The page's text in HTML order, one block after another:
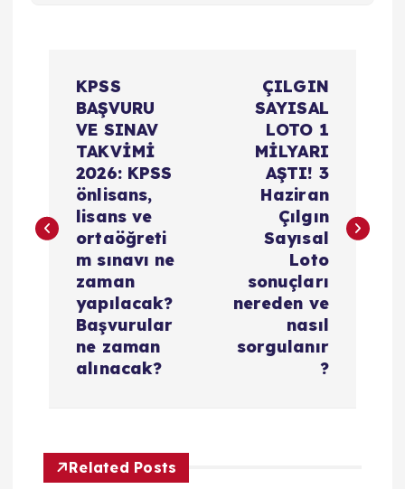
g
m
KPSS
BAŞVURU
VE SINAV
TAKVİMİ
2026: KPSS
önlisans,
lisans ve
ortaöğreti
m sınavı ne
zaman
yapılacak?
Başvurular
ne zaman
alınacak?
ÇILGIN
SAYISAL
LOTO 1
MİLYARI
AŞTI! 3
Haziran
Çılgın
Sayısal
Loto
sonuçları
nereden ve
nasıl
sorgulanır
?
Related Posts